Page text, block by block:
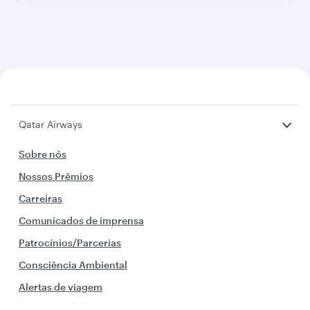
Qatar Airways
Sobre nós
Nossos Prêmios
Carreiras
Comunicados de imprensa
Patrocínios/Parcerias
Consciência Ambiental
Alertas de viagem